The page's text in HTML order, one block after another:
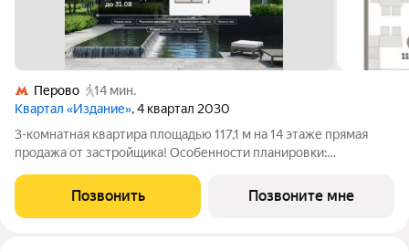
Перово
14 мин.
Квартал «Издание», 4 квартал 2030
3-комнатная квартира площадью 117,1 м на 14 этаже прямая
продажа от застройщика! Особенности планировки:
постирочная. «Издание» квартал на юго-востоке Москвы,
рядом с транспортно-пересадочным узлом
Позвонить Позвоните мне